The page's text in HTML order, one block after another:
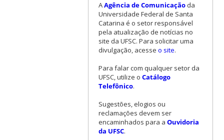
AAgência de Comunicaçãoda
Universidade Federal de Santa
Catarina é o setor responsável
pela atualização de notícias no
site da UFSC. Para solicitar uma
divulgação, acesse o site.
Para falar com qualquer setor da
UFSC, utilize o Catálogo
Telefônico.
Sugestões, elogios ou
reclamações devem ser
encaminhados para a Ouvidoria
da UFSC.